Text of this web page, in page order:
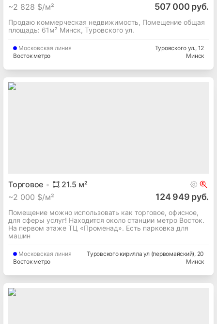
~2 828 $/м² 507 000 руб.
Продаю коммерческая недвижимость, Помещение общая
площадь: 61м² Минск, Туровского ул.
Московская линия
Восток метро
Туровского ул., 12
Минск
Торговое 21.5 м²
~2 000 $/м² 124 949 руб.
Помещение можно использовать как торговое, офисное,
для сферы услуг! Находится около станции метро Восток.
На первом этаже ТЦ «Променад». Есть парковка для
машин
Московская линия
Восток метро
Туровского кирилла ул (первомайский), 20
Минск